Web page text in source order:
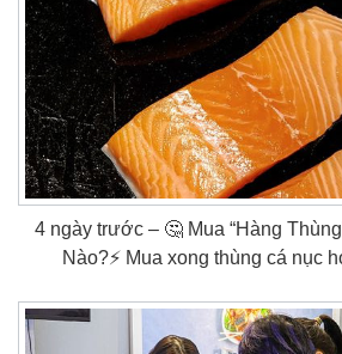
4 ngày trước – 🤔 Mua “Hàng
Nào?⚡ Mua xong thùng cá nục